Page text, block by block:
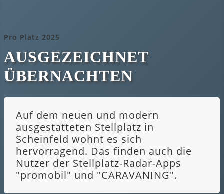
Pro Platz 2025
AUSGEZEICHNET
ÜBERNACHTEN
Auf dem neuen und modern
ausgestatteten Stellplatz in
Scheinfeld wohnt es sich
hervorragend. Das finden auch die
Nutzer der Stellplatz-Radar-Apps
"promobil" und "CARAVANING".